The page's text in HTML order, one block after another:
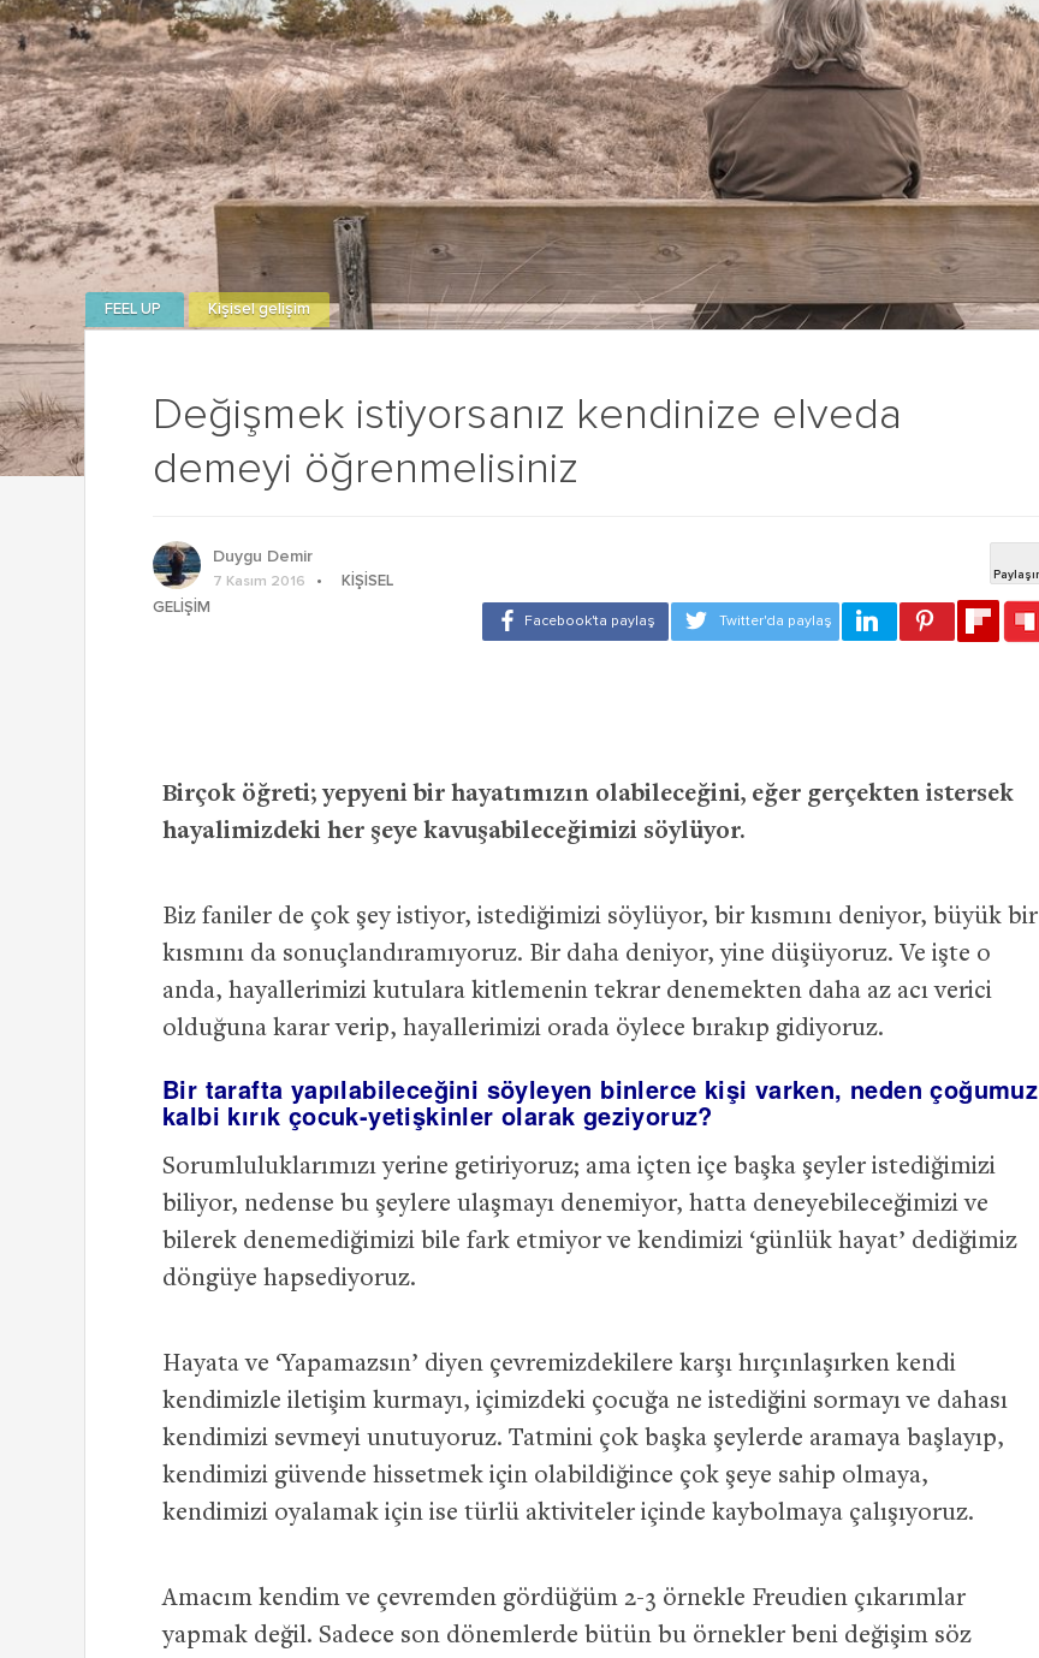
Değişmek istiyorsanız kendinize elveda
demeyi öğrenmelisiniz
FEEL UP Kişisel gelişim
Duygu Demir
7 Kasım 2016
KIŞISEL
GELIŞIM
Birçok öğreti; yepyeni bir hayatımızın olabileceğini, eğer gerçekten istersek
hayalimizdeki her şeye kavuşabileceğimizi söylüyor.
Biz faniler de çok şey istiyor, istediğimizi söylüyor, bir kısmını deniyor, büyük bir
kısmını da sonuçlandıramıyoruz. Bir daha deniyor, yine düşüyoruz. Ve işte o
anda, hayallerimizi kutulara kitlemenin tekrar denemekten daha az acı verici
olduğuna karar verip, hayallerimizi orada öylece bırakıp gidiyoruz.
Bir tarafta yapılabileceğini söyleyen binlerce kişi varken, neden çoğumuz
kalbi kırık çocuk-yetişkinler olarak geziyoruz?
Sorumluluklarımızı yerine getiriyoruz; ama içten içe başka şeyler istediğimizi
biliyor, nedense bu şeylere ulaşmayı denemiyor, hatta deneyebileceğimizi ve
bilerek denemediğimizi bile fark etmiyor ve kendimizi ‘günlük hayat’ dediğimiz
döngüye hapsediyoruz.
Hayata ve ‘Yapamazsın’ diyen çevremizdekilere karşı hırçınlaşırken kendi
kendimizle iletişim kurmayı, içimizdeki çocuğa ne istediğini sormayı ve dahası
kendimizi sevmeyi unutuyoruz. Tatmini çok başka şeylerde aramaya başlayıp,
kendimizi güvende hissetmek için olabildiğince çok şeye sahip olmaya,
kendimizi oyalamak için ise türlü aktiviteler içinde kaybolmaya çalışıyoruz.
Amacım kendim ve çevremden gördüğüm 2-3 örnekle Freudien çıkarımlar
yapmak değil. Sadece son dönemlerde bütün bu örnekler beni değişim söz